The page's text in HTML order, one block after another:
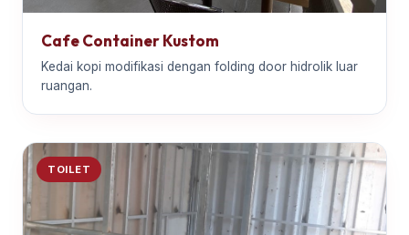
Cafe Container Kustom
Kedai kopi modifikasi dengan folding door hidrolik luar
ruangan.
TOILET